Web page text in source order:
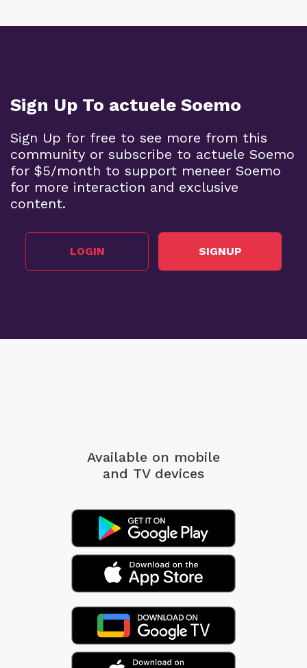
Sign Up To actuele Soemo
Sign Up for free to see more from this
community or subscribe to actuele Soemo
for $5/month to support meneer Soemo
for more interaction and exclusive
content.
LOGIN SIGNUP
Available on mobile
and TV devices